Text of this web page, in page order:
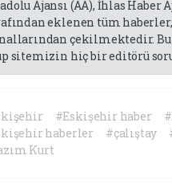
Ajansı (AA), İhlas Haber
eklenen tüm
çekilmektedir.
sitemizin hiç bir editörü
#Eskişehir haber
haberler
#çalıştay
Kurt